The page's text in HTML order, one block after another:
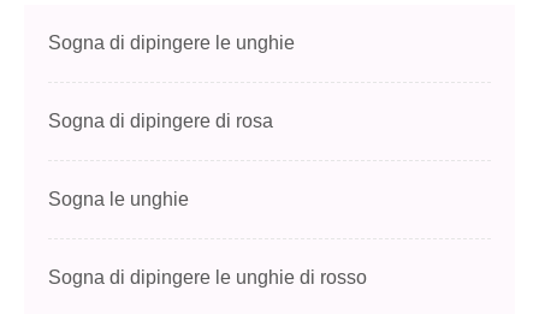
Sogna di dipingere le unghie
Sogna di dipingere di rosa
Sogna le unghie
Sogna di dipingere le unghie di rosso